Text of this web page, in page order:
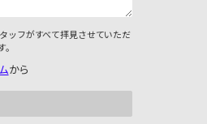
ッフがすべて拝見させていただ
から